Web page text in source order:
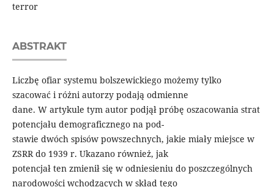
terror
ABSTRAKT
Liczbę ofiar systemu bolszewickiego możemy tylko
szacować i różni autorzy podają odmienne
dane. W artykule tym autor podjął próbę oszacowania strat
potencjału demograficznego na pod-
stawie dwóch spisów powszechnych, jakie miały miejsce w
ZSRR do 1939 r. Ukazano również, jak
potencjał ten zmienił się w odniesieniu do poszczególnych
narodowości wchodzących w skład tego